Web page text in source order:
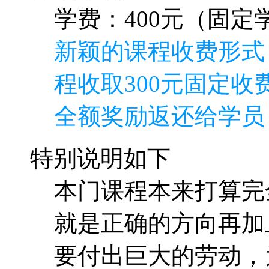
学费：400元（固定
新颖的课程收费形
程收取300元固定收
全额奖励返还给学
特别说明如下
本门课程本来打算
就是正确的方向再
要付出巨大的劳动